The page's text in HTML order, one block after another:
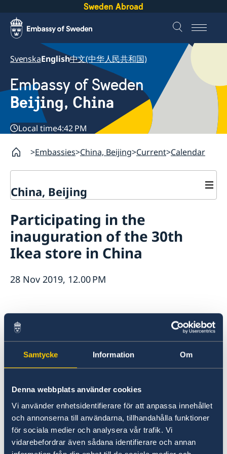
Samtycke Information Om
Denna webbplats använder cookies
Vi använder enhetsidentifierare för att anpassa innehållet
och annonserna till användarna, tillhandahålla funktioner
för sociala medier och analysera vår trafik. Vi
vidarebefordrar även sådana identifierare och annan
Sweden Abroad
SvenskaEnglish中文(中华人民共和国)
Embassy of Sweden
Beijing, China
Local time4:42 PM
Embassies China, Beijing Current Calendar
China, Beijing
Book an appointment
About us
Open positions
Swedish Organisations
Closed days 2026
Current
Calendar
Participating in the
inauguration of the 30th
Ikea store in China
28 Nov 2019, 12.00 PM
Participating in the inauguration of the 30th